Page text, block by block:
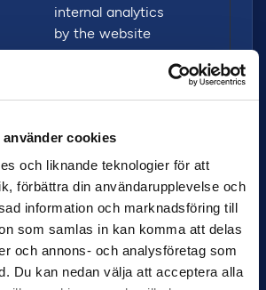
cookies
och liknande teknologier för att
förbättra din användarupplevelse och
information och marknadsföring till
som samlas in kan komma att delas
och annons- och analysföretag som
Du kan nedan välja att acceptera alla
internal analytics
by the website
operator.
the user's visits
number of visits,
average time
spent on the
website and
what pages have
been loaded with
Bestä
ndig